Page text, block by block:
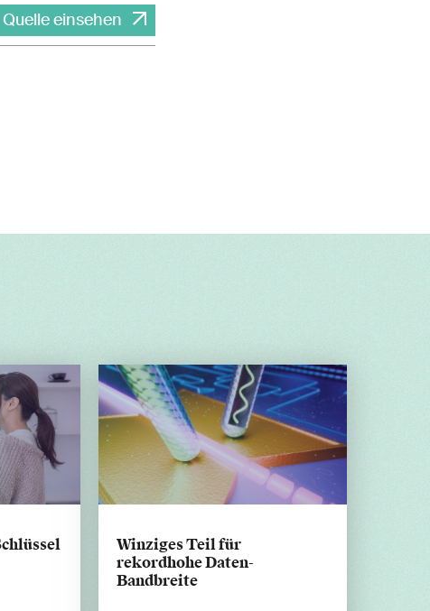
Quelle einsehen
Winziges Teil für
rekordhohe Daten-
Bandbreite